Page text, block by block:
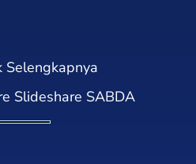
Selengkapnya
Slideshare SABDA